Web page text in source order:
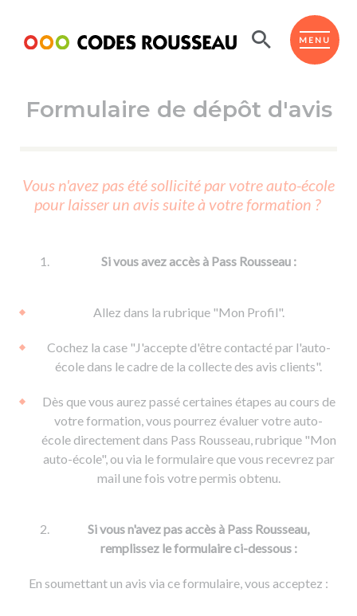
MENU
ESPACE ÉLÈVE
Code de la route
Passer l'ASSR
Réviser le code
Passer l'ETM
Permis voiture
Permis remorque
Permis & handicap
d'apprentissage
De la conduite en voiture
De la conduite à moto
Voir tous les supports
Formations pro.
Permis poids lourd
Formation FCO
Formation CACES
Devenir enseignant de la conduite
Ressources
Formulaire de dépôt d'avis
Vous n'avez pas été sollicité par votre auto-école
pour laisser un avis suite à votre formation ?
Si vous avez accès à Pass Rousseau :
Allez dans la rubrique "Mon Profil".
Cochez la case "J'accepte d'être contacté par l'auto-
école dans le cadre de la collecte des avis clients".
Dès que vous aurez passé certaines étapes au cours de
votre formation, vous pourrez évaluer votre auto-
école directement dans Pass Rousseau, rubrique "Mon
auto-école", ou via le formulaire que vous recevrez par
mail une fois votre permis obtenu.
Si vous n'avez pas accès à Pass Rousseau,
remplissez le formulaire ci-dessous :
En soumettant un avis via ce formulaire, vous acceptez :